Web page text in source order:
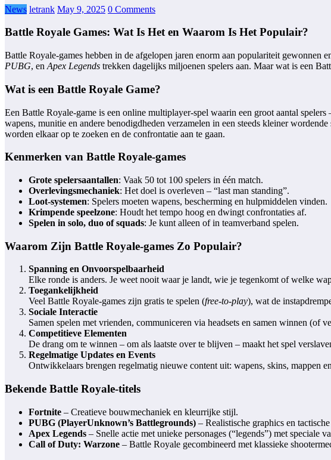
News letrank May 9, 2025 0 Comments
Battle Royale Games: Wat Is Het en Waarom Is Het Populair?
Battle Royale-games hebben in de afgelopen jaren enorm aan populariteit gewonnen
PUBG, en Apex Legends trekken dagelijks miljoenen spelers aan. Maar wat is een
Wat is een Battle Royale Game?
Een Battle Royale-game is een online multiplayer-spel waarin een groot aantal
wapens, munitie en andere benodigdheden verzamelen in een steeds kleiner
worden elkaar op te zoeken en de confrontatie aan te gaan.
Kenmerken van Battle Royale-games
Grote spelersaantallen: Vaak 50 tot 100 spelers in één match.
Overlevingsmechaniek: Het doel is overleven – “last man standing”.
Loot-systemen: Spelers moeten wapens, bescherming en hulpmiddelen vinden.
Krimpende speelzone: Houdt het tempo hoog en dwingt confrontaties af.
Spelen in solo, duo of squads: Je kunt alleen of in teamverband spelen.
Waarom Zijn Battle Royale-games Zo Populair?
Spanning en Onvoorspelbaarheid
Elke ronde is anders. Je weet nooit waar je landt, wie je tegenkomt of welke
Toegankelijkheid
Veel Battle Royale-games zijn gratis te spelen (free-to-play), wat de
Sociale Interactie
Samen spelen met vrienden, communiceren via headsets en samen winnen (of
Competitieve Elementen
De drang om te winnen – om als laatste over te blijven – maakt het spel
Regelmatige Updates en Events
Ontwikkelaars brengen regelmatig nieuwe content uit: wapens, skins, mappen
Bekende Battle Royale-titels
Fortnite – Creatieve bouwmechaniek en kleurrijke stijl.
PUBG (PlayerUnknown’s Battlegrounds) – Realistische graphics en
Apex Legends – Snelle actie met unieke personages (“legends”) met speciale
Call of Duty: Warzone – Battle Royale gecombineerd met klassieke